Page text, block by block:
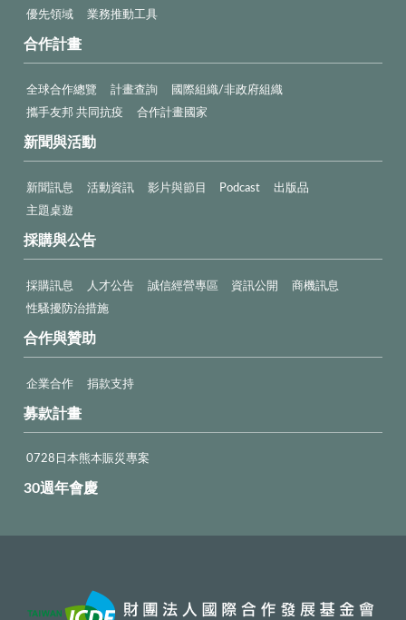
優先領域 業務推動工具
合作計畫
全球合作總覽 計畫查詢
國際組織/非政府組織
攜手友邦 共同抗疫
合作計畫國家
新聞與活動
新聞訊息 活動資訊 影片與節目 Podcast
出版品
主題桌遊
採購與公告
採購訊息 人才公告 誠信經營專區 資訊公開
商機訊息
性騷擾防治措施
合作與贊助
企業合作 捐款支持
募款計畫
0728日本熊本賑災專案
30週年會慶